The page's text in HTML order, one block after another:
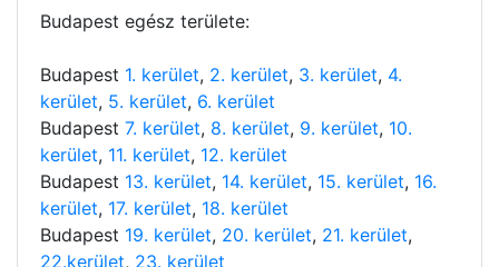
Budapest egész területe:
Budapest 1. kerület, 2. kerület, 3. kerület, 4.
kerület, 5. kerület, 6. kerület
Budapest 7. kerület, 8. kerület, 9. kerület, 10.
kerület, 11. kerület, 12. kerület
Budapest 13. kerület, 14. kerület, 15. kerület, 16.
kerület, 17. kerület, 18. kerület
Budapest 19. kerület, 20. kerület, 21. kerület,
22.kerület, 23. kerület